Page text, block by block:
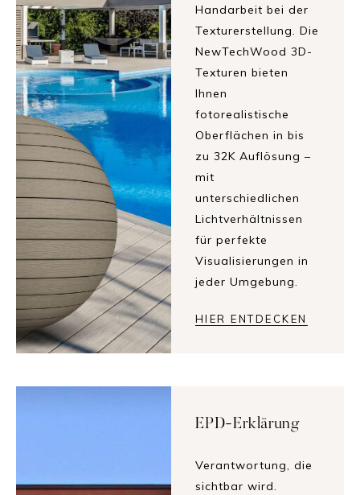
Handarbeit bei der
Texturerstellung. Die
NewTechWood 3D-
Texturen bieten
Ihnen
fotorealistische
Oberflächen in bis
zu 32K Auflösung –
mit
unterschiedlichen
Lichtverhältnissen
für perfekte
Visualisierungen in
jeder Umgebung.
HIER ENTDECKEN
EPD-Erklärung
Verantwortung, die
sichtbar wird.